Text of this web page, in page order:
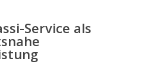
Service als